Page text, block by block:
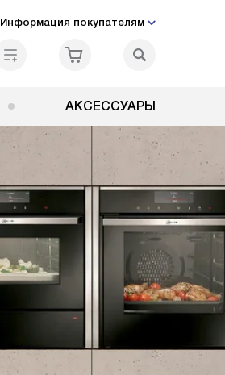
Информация покупателям
АКСЕССУАРЫ